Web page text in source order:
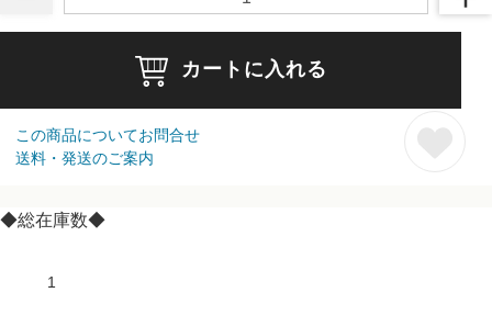
カートに入れる
この商品についてお問合せ
送料・発送のご案内
◆総在庫数◆
1